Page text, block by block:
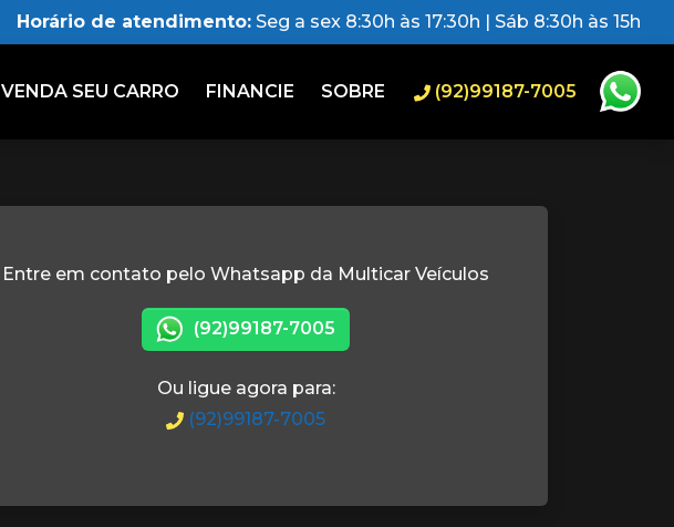
Horário de atendimento: Seg a sex 8:30h às 17:30h | Sáb 8:30h às 15h
VENDA SEU CARRO FINANCIE SOBRE (92)99187-7005
Entre em contato pelo Whatsapp da Multicar Veículos
(92)99187-7005
Ou ligue agora para:
(92)99187-7005